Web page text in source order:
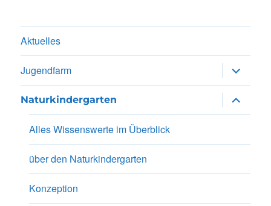
Aktuelles
Jugendfarm
anzeigen
Naturkindergarten
anzeigen
Alles Wissenswerte im Überblick
über den Naturkindergarten
Konzeption